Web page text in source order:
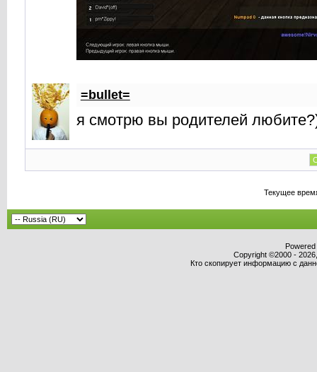
=bullet=
я смотрю вы родителей
Текущее
Copyright ©2000 -
Кто скопирует информацию с